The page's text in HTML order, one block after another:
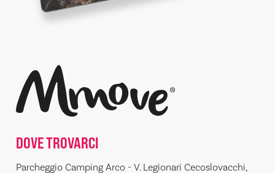
DOVE TROVARCI
Parcheggio Camping Arco - V. Legionari Cecoslovacchi,